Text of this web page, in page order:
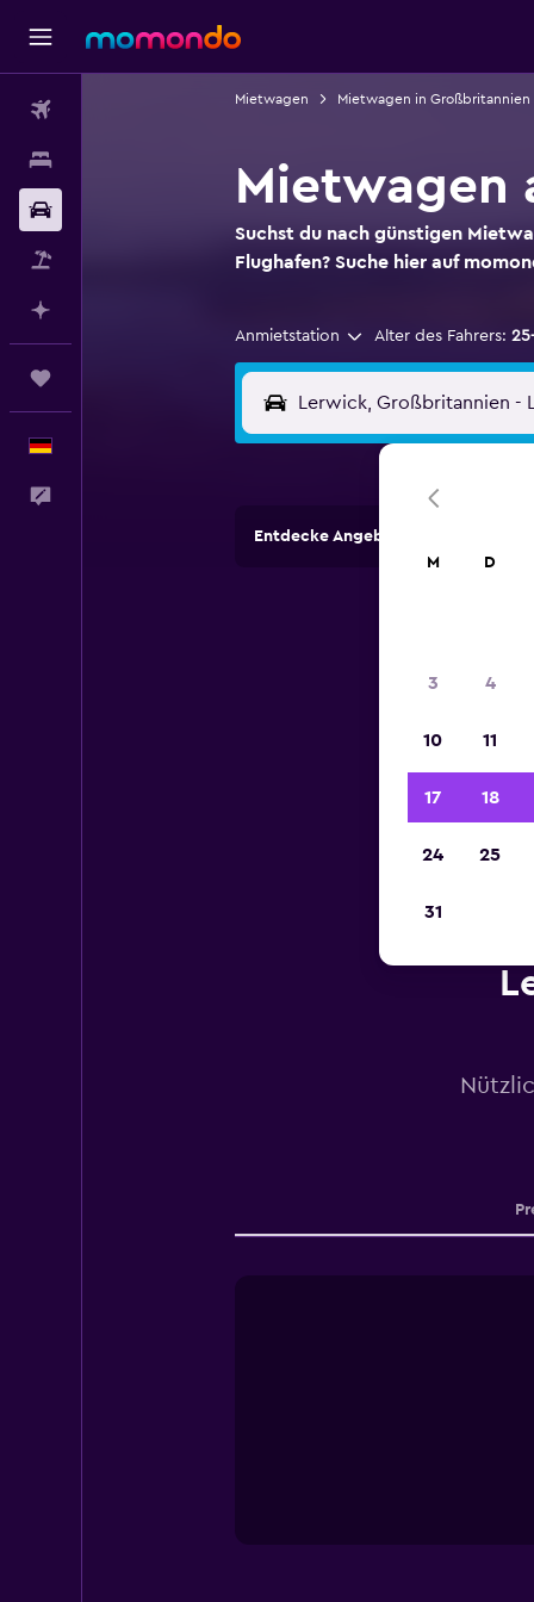
Mietwagen Mietwagen in Großbritannien
Mietwagen
Suchst du nach günstigen
Flughafen? Suche hier auf
Anmietstation Alter des Fahrers:
Entdecke Angebote von
M D
3 4
10 11
17 18
24 25
31